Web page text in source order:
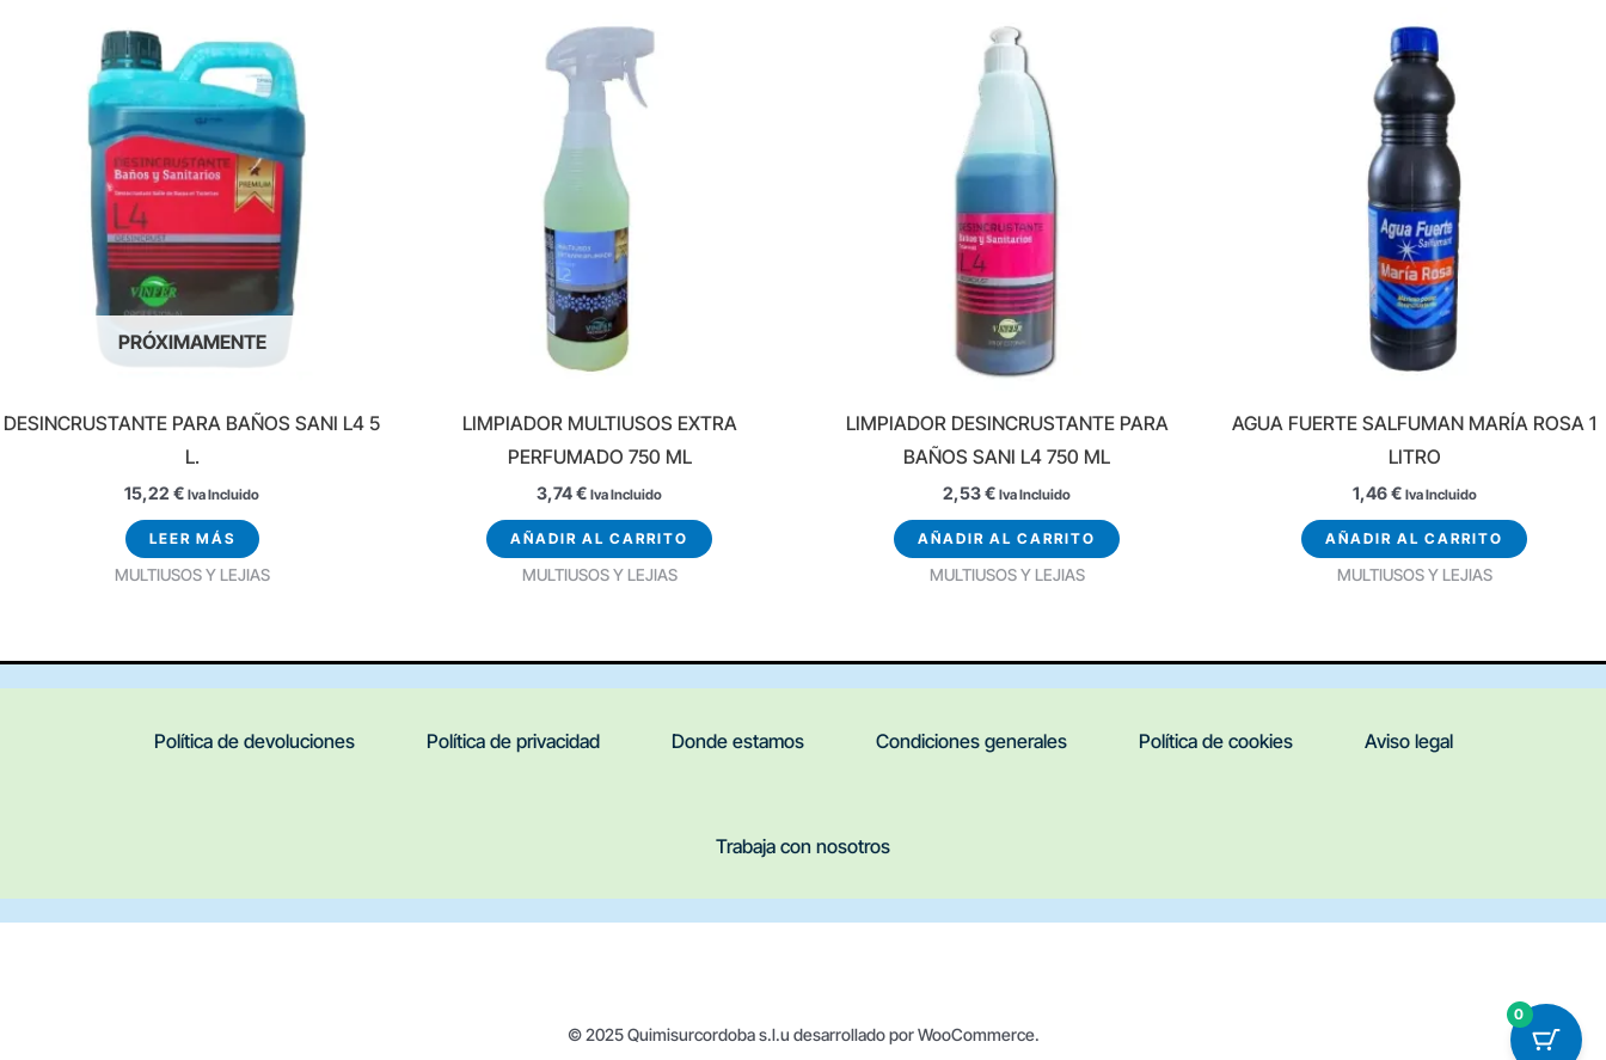
PRÓXIMAMENTE
DESINCRUSTANTE PARA BAÑOS SANI L4 5
L.
15,22 € Iva Incluido
LEER MÁS
MULTIUSOS Y LEJIAS
LIMPIADOR MULTIUSOS EXTRA
PERFUMADO 750 ML
3,74€ Iva Incluido
AÑADIR AL CARRITO
MULTIUSOS Y LEJIAS
LIMPIADOR DESINCRUSTANTE PARA
BAÑOS SANI L4 750 ML
2,53€ Iva Incluido
AÑADIR AL CARRITO
MULTIUSOS Y LEJIAS
AGUA FUERTE SALFUMAN MARÍA ROSA 1
LITRO
1,46€ Iva Incluido
AÑADIR AL CARRITO
MULTIUSOS Y LEJIAS
Política de devoluciones Política de privacidad Donde estamos Condiciones generales Política de cookies Aviso legal
Trabaja con nosotros
© 2025 Quimisurcordoba s.l.u desarrollado por WooCommerce.
0